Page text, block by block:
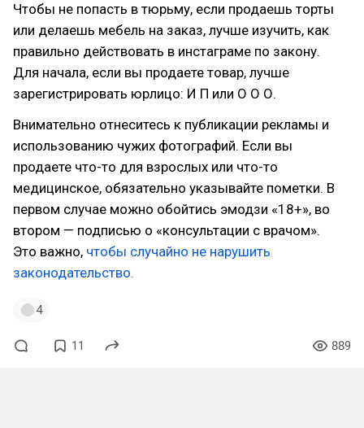
Чтобы не попасть в тюрьму, если продаешь торты
или делаешь мебель на заказ, лучше изучить, как
правильно действовать в инстаграме по закону.
Для начала, если вы продаете товар, лучше
зарегистрировать юрлицо: И П или О О О.
Внимательно отнеситесь к публикации рекламы и
использованию чужих фотографий. Если вы
продаете что-то для взрослых или что-то
медицинское, обязательно указывайте пометки. В
первом случае можно обойтись эмодзи «18+», во
втором — подписью о «консультации с врачом».
Это важно, чтобы случайно не нарушить
законодательство.
4
11 889